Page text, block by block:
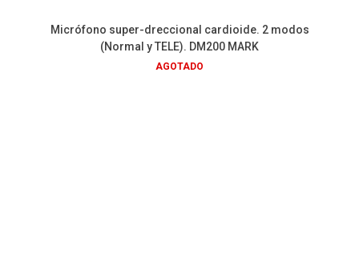
Micrófono super-dreccional cardioide. 2 modos
(Normal y TELE). DM200 MARK
AGOTADO